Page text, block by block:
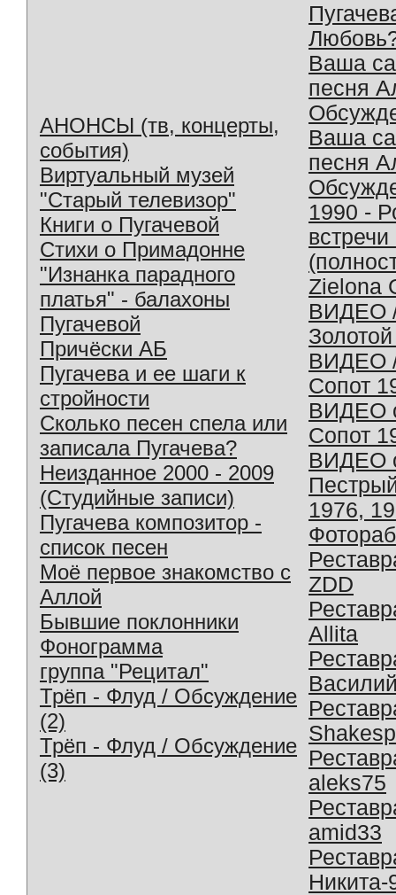
АНОНСЫ (тв, концерты,
события)
Виртуальный музей
"Старый телевизор"
Книги о Пугачевой
Стихи о Примадонне
"Изнанка парадного
платья" - балахоны
Пугачевой
Причёски АБ
Пугачева и ее шаги к
стройности
Сколько песен спела или
записала Пугачева?
Неизданное 2000 - 2009
(Студийные записи)
Пугачева композитор -
список песен
Моё первое знакомство с
Аллой
Бывшие поклонники
Фонограмма
группа "Рецитал"
Трёп - Флуд / Обсуждение
(2)
Трёп - Флуд / Обсуждение
(3)
Ваша
песня
Ваша
песня
1990 -
Zielona
ВИДЕО
ВИДЕО
Сопот
ВИДЕО
Сопот
ВИДЕО
1976,
ZDD
Allita
aleks75
amid33
Никита-